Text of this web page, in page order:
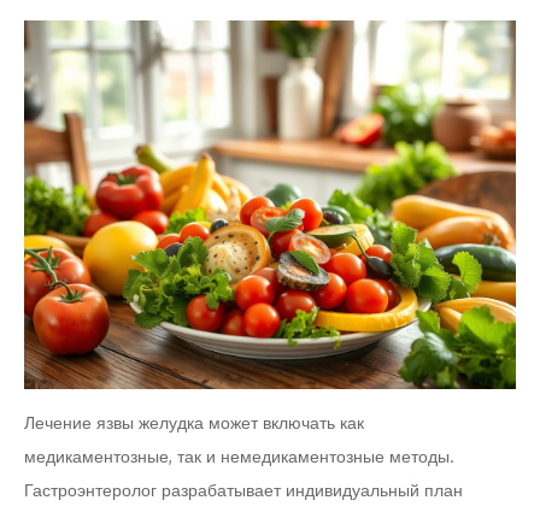
Лечение язвы желудка может включать как
медикаментозные, так и немедикаментозные методы.
Гастроэнтеролог разрабатывает индивидуальный план